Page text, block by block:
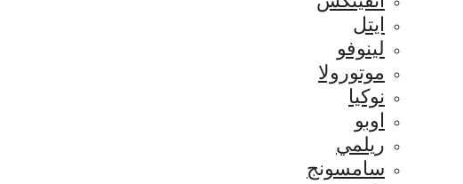
ايتل
لينوفو
موتورولا
نوكيا
اوبو
ريلمي
سامسونج